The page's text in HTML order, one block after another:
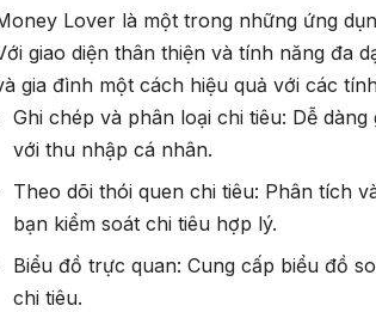
Lover là một trong những ứng
giao diện thân thiện và tính năng đa
gia đình một cách hiệu quả với các
Ghi chép và phân loại chi tiêu: Dễ
với thu nhập cá nhân.
Theo dõi thói quen chi tiêu: Phân tích
bạn kiểm soát chi tiêu hợp lý.
Biểu đồ trực quan: Cung cấp biểu đồ
chi tiêu.